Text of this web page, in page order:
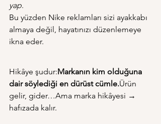
yap.
Bu yüzden Nike reklamları sizi ayakkabı
almaya değil, hayatınızı düzenlemeye
ikna eder.
Hikâye şudur:Markanın kim olduğuna
dair söylediği en dürüst cümle.Ürün
gelir, gider…Ama marka hikâyesi →
hafızada kalır.